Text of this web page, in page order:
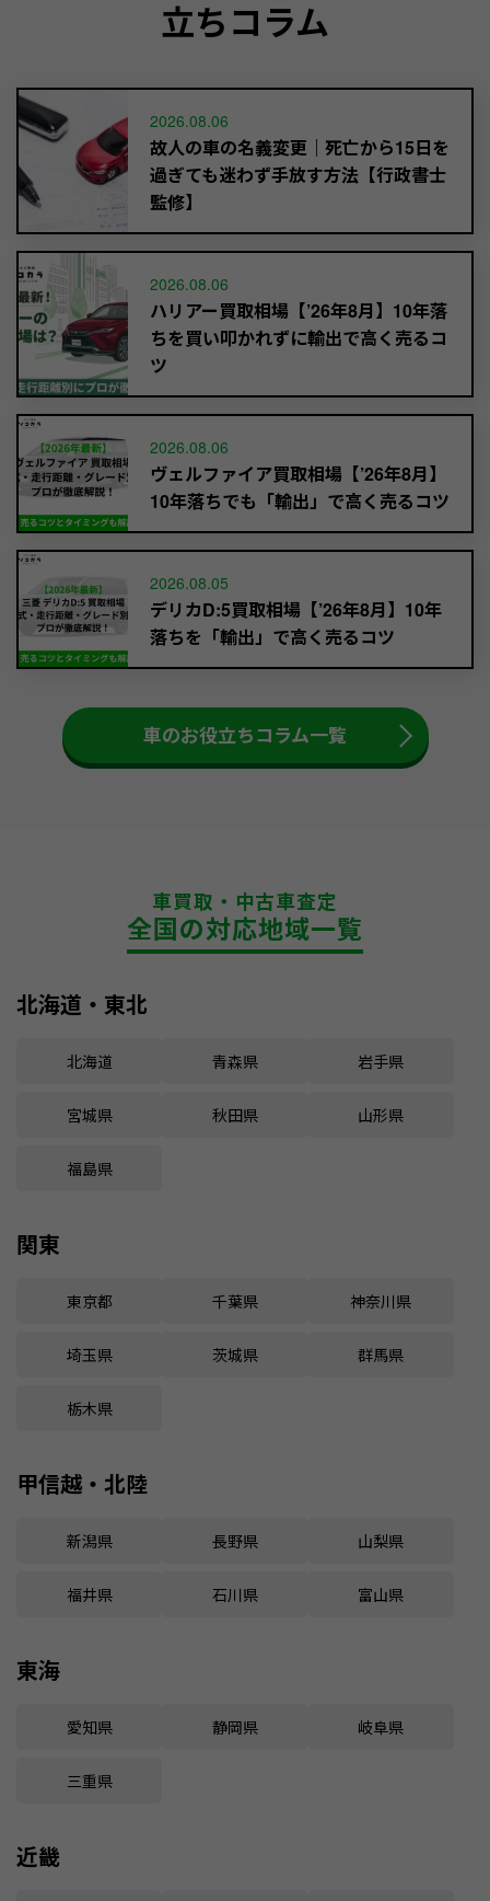
立ちコラム
2026.08.06
故人の車の名義変更｜死亡から15日を
過ぎても迷わず手放す方法【行政書士
監修】
2026.08.06
ハリアー買取相場【’26年8月】10年落
ちを買い叩かれずに輸出で高く売るコ
ツ
2026.08.06
ヴェルファイア買取相場【’26年8月】
10年落ちでも「輸出」で高く売るコツ
2026.08.05
デリカD:5買取相場【’26年8月】10年
落ちを「輸出」で高く売るコツ
車のお役立ちコラム一覧
車買取・中古車査定
全国の対応地域一覧
北海道・東北
北海道 青森県 岩手県
宮城県 秋田県 山形県
福島県
関東
東京都 千葉県 神奈川県
埼玉県 茨城県 群馬県
栃木県
甲信越・北陸
新潟県 長野県 山梨県
福井県 石川県 富山県
東海
愛知県 静岡県 岐阜県
三重県
近畿